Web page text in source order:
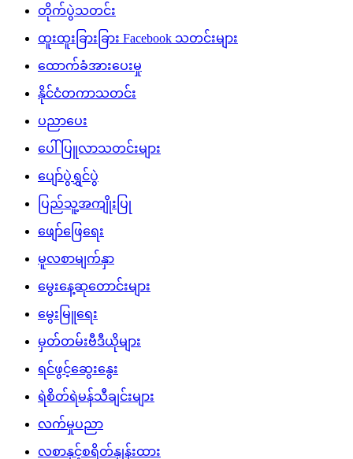
တိုက်ပွဲသတင်း
ထူးထူးခြားခြား Facebook သတင်းများ
ထောက်ခံအားပေးမှု
နိုင်ငံတကာသတင်း
ပညာပေး
ပေါ်ပြူလာသတင်းများ
ပျော်ပွဲရွှင်ပွဲ
ပြည်သူ့အကျိုးပြု
ဖျော်ဖြေရေး
မူလစာမျက်နှာ
မွေးနေ့ဆုတောင်းများ
မွေးမြူရေး
မှတ်တမ်းဗီဒီယိုများ
ရင်ဖွင့်ဆွေးနွေး
ရဲစိတ်ရဲမန်သီချင်းများ
လက်မှုပညာ
လစာနှင့်စရိတ်နှုန်းထား